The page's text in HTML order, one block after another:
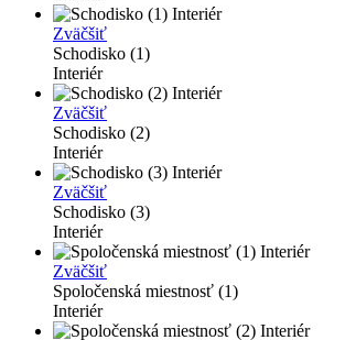
Zväčšiť
Schodisko (1)
Interiér
Zväčšiť
Schodisko (2)
Interiér
Zväčšiť
Schodisko (3)
Interiér
Zväčšiť
Spoločenská miestnosť (1)
Interiér